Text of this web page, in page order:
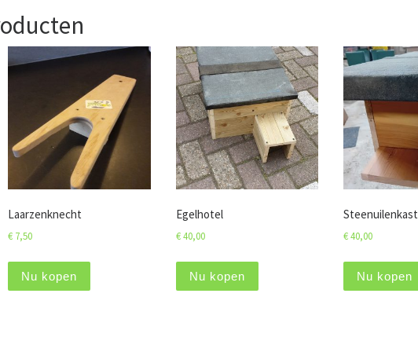
Laarzenknecht
€ 7,50
Nu kopen
Egelhotel
€40,00
Nu kopen
Steenuilenkast
€40,00
Nu kopen